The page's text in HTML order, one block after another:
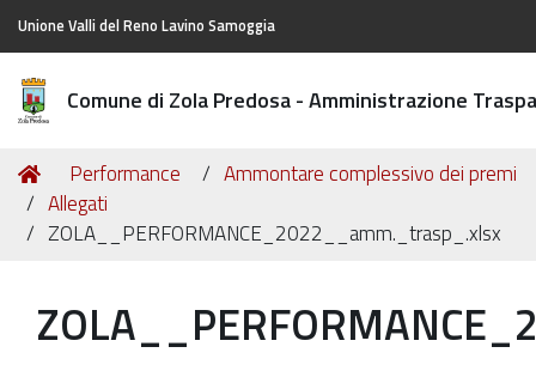
Unione Valli del Reno Lavino Samoggia
Comune di Zola Predosa - Amministrazione
Tu
sei
qui:
Home
Performance
Ammontare complessivo dei premi
Allegati
ZOLA__PERFORMANCE_2022__amm._trasp_.xlsx